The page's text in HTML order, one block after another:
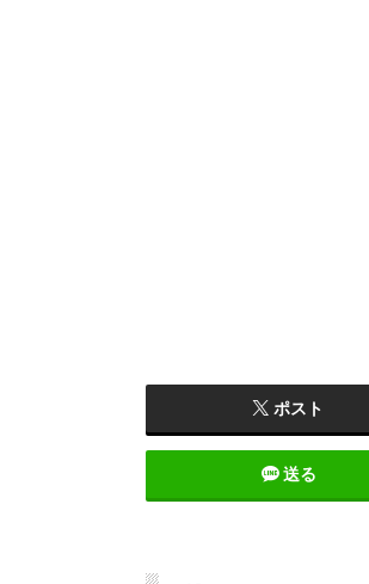
ポスト
送る